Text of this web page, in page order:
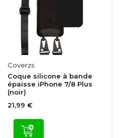
Coverzs
Coque silicone à bande
épaisse iPhone 7/8 Plus
(noir)
21,99 €